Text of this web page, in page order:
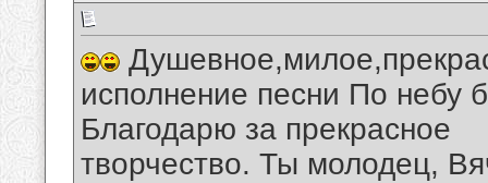
исполнение песни По небу
Благодарю за прекрасное
творчество. Ты молодец,